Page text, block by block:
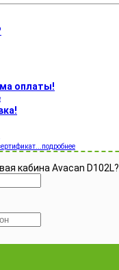
оплаты!
кабина Avacan D102L?